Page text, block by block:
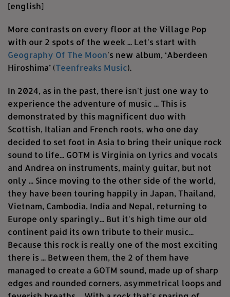
[english]
More contrasts on every floor at the Village Pop
with our 2 spots of the week ... Let's start with
Geography Of The Moon's new album, ‘Aberdeen
Hiroshima’ (Teenfreaks Music).
In 2024, as in the past, there isn't just one way to
experience the adventure of music ... This is
demonstrated by this magnificent duo with
Scottish, Italian and French roots, who one day
decided to set foot in Asia to bring their unique rock
sound to life... GOTM is Virginia on lyrics and vocals
and Andrea on instruments, mainly guitar, but not
only ... Since moving to the other side of the world,
they have been touring happily in Japan, Thailand,
Vietnam, Cambodia, India and Nepal, returning to
Europe only sparingly... But it's high time our old
continent paid its own tribute to their music...
Because this rock is really one of the most exciting
there is ... Between them, the 2 of them have
managed to create a GOTM sound, made up of sharp
edges and rounded corners, asymmetrical loops and